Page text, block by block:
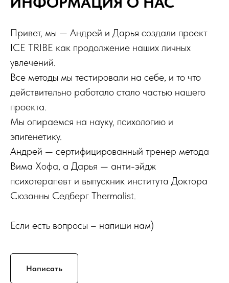
Привет, мы — Андрей и Дарья создали проект
ICE TRIBE как продолжение наших личных
увлечений.
Все методы мы тестировали на себе, и то что
действительно работало стало частью нашего
проекта.
Мы опираемся на науку, психологию и
эпигенетику.
Андрей — сертифицированный тренер метода
Вима Хофа, а Дарья — анти-эйдж
психотерапевт и выпускник института Доктора
Сюзанны Седберг Thermalist.
Если есть вопросы – напиши нам)
Написать